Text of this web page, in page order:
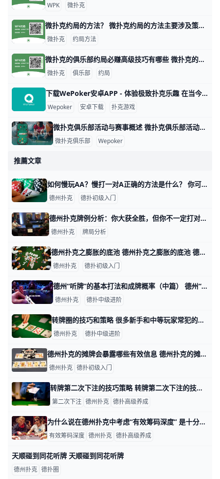
WPK 微扑克
微扑克约局的方法？ 微扑克约局的方法主要涉及策略、数据分析和心理战等多个方面。以下是一些关键的技巧和策略，帮助玩家在微扑克中取得更好的成绩。 微扑克的基本原理 微扑
微扑克 约局方法
微扑克的俱乐部约局必赚高级技巧有哪些 微扑克的俱乐部约局必赚高级技巧有哪些，玩微扑克俱乐部人一定要知道的高级技巧主要集中在策略、心理战和对手分析等方面。以下是一些有效的高级技巧，
微扑克 俱乐部 约局
下载WePoker安卓APP - 体验极致扑克乐趣 在当今的手机游戏市场中，WePoker以其丰富的扑克游戏玩法和优质的用户体验而备受欢迎。本文将为您详细介绍如何安全、便捷地下载WePoker
Wepoker 安卓下载 扑克游戏
微扑克俱乐部活动与赛事概述 微扑克俱乐部活动与赛事概述 微扑克俱乐部（Wepoker）是一个专注于扑克游戏的在线平台，致力于为会员提供丰富多样的活动和赛事。这些活动不仅包
微扑克俱乐部 Wepoker
推薦文章
如何慢玩AA？慢打一对A正确的方法是什么？ 你可能经常听到许多普通牌手抱怨他们的AA被轻易击溃。通常这是他们慢玩AA的后果。那么我为什么要写一篇慢玩AA的文章呢？ 孙子曰：“兵者，诡道也
德州扑克 德扑初级入门
德州扑克牌例分析：你大获全胜，但你不一定打对了 德州扑克牌例分析：你大获全胜，但你不一定打对了 牌例： 前位有两个limp的，你在CO位，手牌 Ah As ，你下注8BB，BTN 加注到20 BB，后面的都
德州扑克 牌局分析
德州扑克之膨胀的底池 德州扑克之膨胀的底池 德州扑克最重要的是筹码和位置， 但要讲清楚为什么重要， 还需要从膨胀的底池说起。 1. 膨胀的底池 德州扑克共有四轮下注圈，分别为：
德州扑克 德扑初级入门
德州“听牌”的基本打法和成牌概率（中篇） 德州“听牌”的基本打法和成牌概率（上篇）：https://www.moshike.com/a/561.html 3 “听牌”在面对各种对手的策略
德州扑克 德扑中级进阶
转牌圈的技巧和策略 很多新手和中等玩家常犯的一个错误是，对转牌圈的打法不够重视。许多策略文章和视频都把重点放在最优的翻牌前玩法和翻牌圈玩法上，因为这能为玩家的游
德州扑克 德扑中级进阶
德州扑克的摊牌会暴露哪些有效信息 德州扑克的摊牌会暴露哪些有效信息？ 当在德州扑克中打到摊牌时，有人只会收集筹码，而有人却能从摊出的牌中收集到信息。 假设这是$1/$2无限注德州
德州扑克 德扑初级入门
转牌第二次下注的技巧策略 转牌第二次下注的技巧策略 你是否有过这样的经历，你用一手非常好的手牌加注，结果在翻牌圈什么牌都没中？ 如果你玩过扑克，就肯定碰到过这种事。毕竟这
第二次下注 德州扑克 德扑高级养成
为什么说在德州扑克中考虑“有效筹码深度” 是十分重要的？ 为什么说在德州扑克中考虑“有效筹码深度” 是十分重要的？ “有效筹码深度”或“有效筹码” 这个术语经常会在策略文章中出现。 它听起来至少会有点复杂，
有效筹码深度 德州扑克 德扑高级养成
天顺碰到同花听牌 天顺碰到同花听牌
德州扑克 德扑圈